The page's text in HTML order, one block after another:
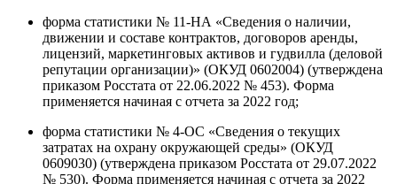
форма статистики № 11-НА «Сведения о наличии,
движении и составе контрактов, договоров аренды,
лицензий, маркетинговых активов и гудвилла (деловой
репутации организации)» (ОКУД 0602004) (утверждена
приказом Росстата от 22.06.2022 № 453). Форма
применяется начиная с отчета за 2022 год;
форма статистики № 4-ОС «Сведения о текущих
затратах на охрану окружающей среды» (ОКУД
0609030) (утверждена приказом Росстата от 29.07.2022
№ 530). Форма применяется начиная с отчета за 2022